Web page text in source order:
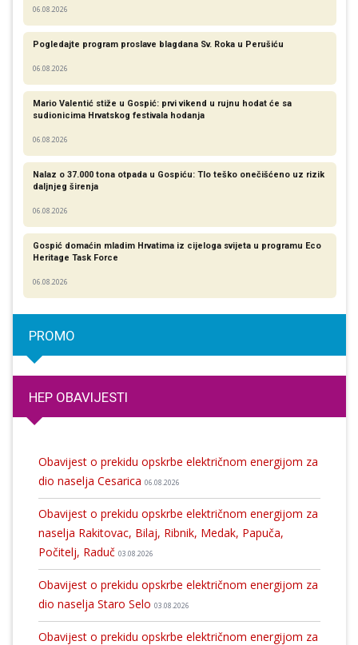
06.08.2026
Pogledajte program proslave blagdana Sv. Roka u Perušiću
06.08.2026
Mario Valentić stiže u Gospić: prvi vikend u rujnu hodat će sa
sudionicima Hrvatskog festivala hodanja
06.08.2026
Nalaz o 37.000 tona otpada u Gospiću: Tlo teško onečišćeno uz rizik
daljnjeg širenja
06.08.2026
Gospić domaćin mladim Hrvatima iz cijeloga svijeta u programu Eco
Heritage Task Force
06.08.2026
PROMO
HEP OBAVIJESTI
Obavijest o prekidu opskrbe električnom energijom za
dio naselja Cesarica 06.08.2026
Obavijest o prekidu opskrbe električnom energijom za
naselja Rakitovac, Bilaj, Ribnik, Medak, Papuča,
Počitelj, Raduč 03.08.2026
Obavijest o prekidu opskrbe električnom energijom za
dio naselja Staro Selo 03.08.2026
Obavijest o prekidu opskrbe električnom energijom za